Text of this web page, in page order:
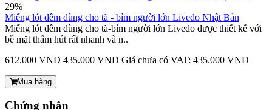
29%
Miếng lót đêm dùng cho tã - bỉm người lớn Livedo Nhật Bản
Miếng lót đêm dùng cho tã-bỉm người lớn Livedo được thiết kế với
bề mặt thấm hút rất nhanh và n..
612.000 VND 435.000 VND Giá chưa có VAT: 435.000 VND
Mua hàng
Chứng nhận